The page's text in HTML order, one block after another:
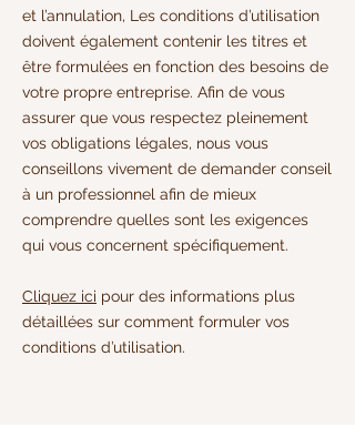
et l’annulation, Les conditions d’utilisation
doivent également contenir les titres et
être formulées en fonction des besoins de
votre propre entreprise. Afin de vous
assurer que vous respectez pleinement
vos obligations légales, nous vous
conseillons vivement de demander conseil
à un professionnel afin de mieux
comprendre quelles sont les exigences
qui vous concernent spécifiquement.
Cliquez ici pour des informations plus
détaillées sur comment formuler vos
conditions d’utilisation.